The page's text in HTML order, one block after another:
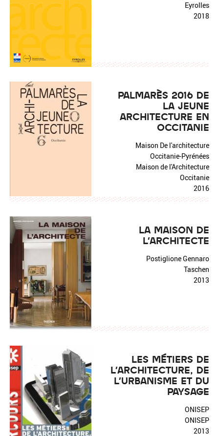
Eyrolles
2018
PALMARÈS 2016 DE
LA JEUNE
ARCHITECTURE EN
OCCITANIE
Maison De l'architecture
Occitanie-Pyrénées
Maison de l'Architecture
Occitanie
2016
LA MAISON DE
L'ARCHITECTE
Postiglione Gennaro
Taschen
2013
LES MÉTIERS DE
L'ARCHITECTURE, DE
L'URBANISME ET DU
PAYSAGE
ONISEP
ONISEP
2013